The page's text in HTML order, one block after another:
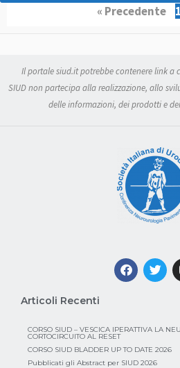
« Precedente 1
Il portale siud.it potrebbe contenere link a
SIUD non partecipa alla realizzazione, allo
delle informazioni, dei prodotti e
Articoli Recenti
CORSO SIUD – VESCICA IPERATTIVA LA
CORTOCIRCUITO AL RESET
CORSO SIUD BLADDER UP TO DATE 2026
Pubblicati gli Abstract per SIUD 2026